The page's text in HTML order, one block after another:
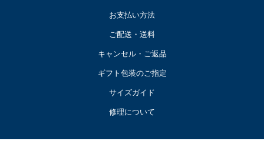
お支払い方法
ご配送・送料
キャンセル・ご返品
ギフト包装のご指定
サイズガイド
修理について